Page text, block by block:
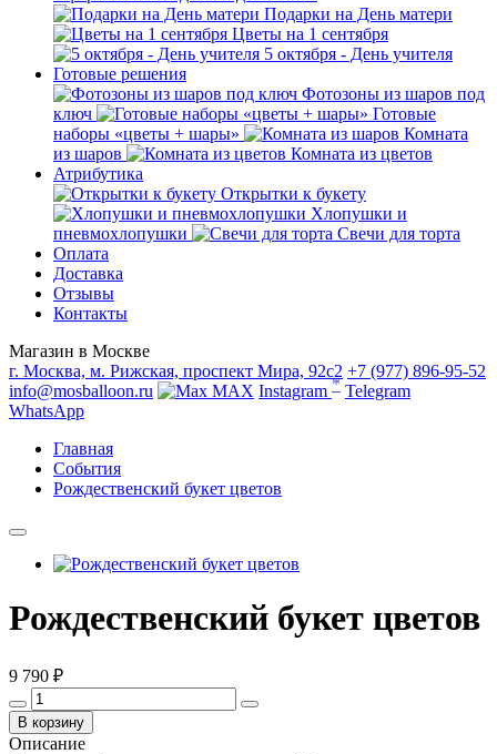
Подарки на День матери
Цветы на 1 сентября
5 октября - День учителя
Готовые решения
Фотозоны из шаров под
ключ
Готовые
наборы «цветы + шары»
Комната
из шаров
Комната из цветов
Атрибутика
Открытки к букету
Хлопушки и
пневмохлопушки
Свечи для торта
Оплата
Доставка
Отзывы
Контакты
Магазин в Москве
г. Москва, м. Рижская, проспект Мира, 92с2 +7 (977) 896-95-52
info@mosballoon.ru
MAX Instagram * Telegram
WhatsApp
Главная
События
Рождественский букет цветов
Рождественский букет цветов
9 790 ₽
В корзину
Описание